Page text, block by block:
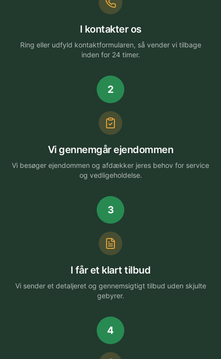
I kontakter os
Ring eller udfyld kontaktformularen, så vender vi tilbage
inden for 24 timer.
2
Vi gennemgår ejendommen
Vi besøger ejendommen og afdækker jeres behov for service
og vedligeholdelse.
3
I får et klart tilbud
Vi sender et detaljeret og gennemsigtigt tilbud uden skjulte
gebyrer.
4